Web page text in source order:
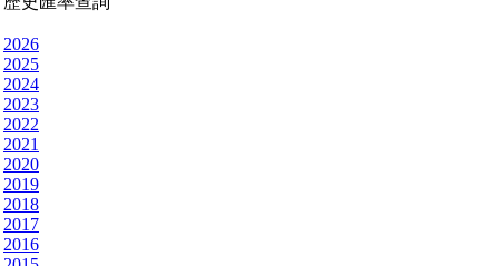
2026
2025
2024
2023
2022
2021
2020
2019
2018
2017
2016